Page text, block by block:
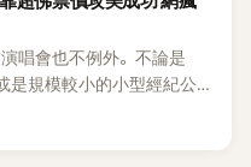
唱會也不例外。不論是
是規模較小的小型經紀公
抱怨，甚至直呼「太不合